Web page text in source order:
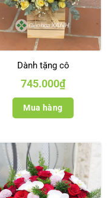
Dành tặng cô
745.000₫
Mua hàng